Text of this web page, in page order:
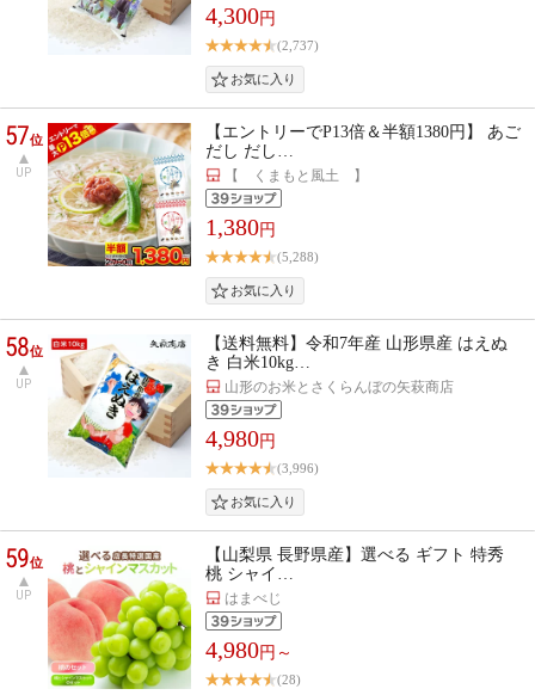
4,300円
(2,737)
57位
UP
【エントリーでP13倍＆半額1380円】 あご
だし だし…
【 くまもと風土 】
1,380円
(5,288)
58位
UP
【送料無料】令和7年産 山形県産 はえぬ
き 白米10kg…
山形のお米とさくらんぼの矢萩商店
4,980円
(3,996)
59位
UP
【山梨県 長野県産】選べる ギフト 特秀
桃 シャイ…
はまべじ
4,980円～
(28)